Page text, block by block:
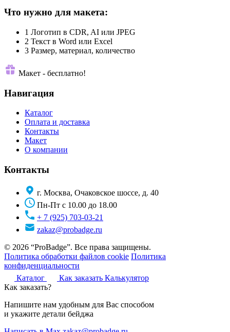
Что нужно для макета:
1 Логотип в CDR, AI или JPEG
2 Текст в Word или Excel
3 Размер, материал, количество
Макет - бесплатно!
Навигация
Каталог
Оплата и доставка
Контакты
Макет
О компании
Контакты
г. Москва, Очаковское шоссе, д. 40
Пн-Пт с 10.00 до 18.00
+ 7 (925) 703-03-21
zakaz@probadge.ru
© 2026 “ProBadge”. Все права защищены.
Политика обработки файлов cookie Политика
конфиденциальности
Каталог
Как заказать Калькулятор
Как заказать?
Напишите нам удобным для Вас способом
и укажите детали бейджа